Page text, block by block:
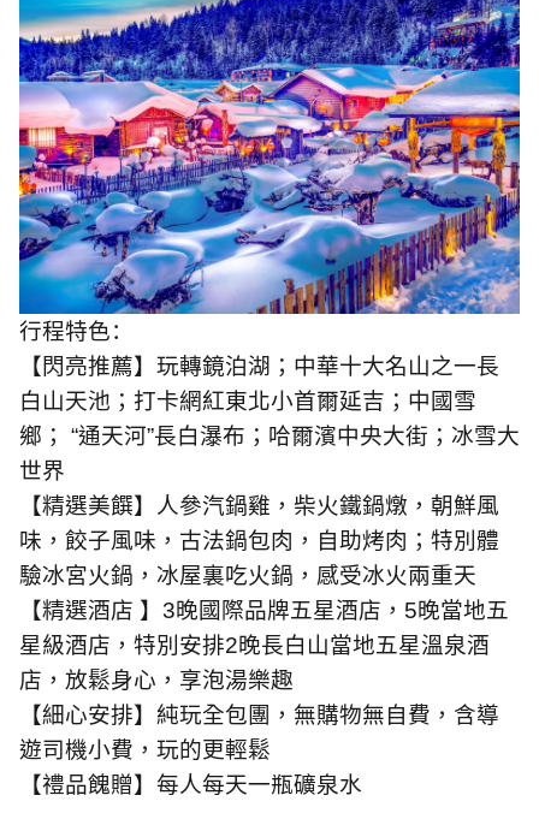
行程特色：
【閃亮推薦】玩轉鏡泊湖；中華十大名山之一長
白山天池；打卡網紅東北小首爾延吉；中國雪
鄉； “通天河”長白瀑布；哈爾濱中央大街；冰雪大
世界
【精選美饌】人參汽鍋雞，柴火鐵鍋燉，朝鮮風
味，餃子風味，古法鍋包肉，自助烤肉；特別體
驗冰宮火鍋，冰屋裏吃火鍋，感受冰火兩重天
【精選酒店 】 3晚國際品牌五星酒店， 5晚當地五
星級酒店，特別安排2晚長白山當地五星溫泉酒
店，放鬆身心，享泡湯樂趣
【細心安排】純玩全包團，無購物無自費，含導
遊司機小費，玩的更輕鬆
【禮品餽贈】每人每天一瓶礦泉水